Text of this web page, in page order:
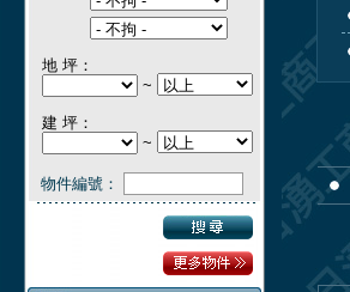
地 坪：
~
建 坪：
~
物件編號：